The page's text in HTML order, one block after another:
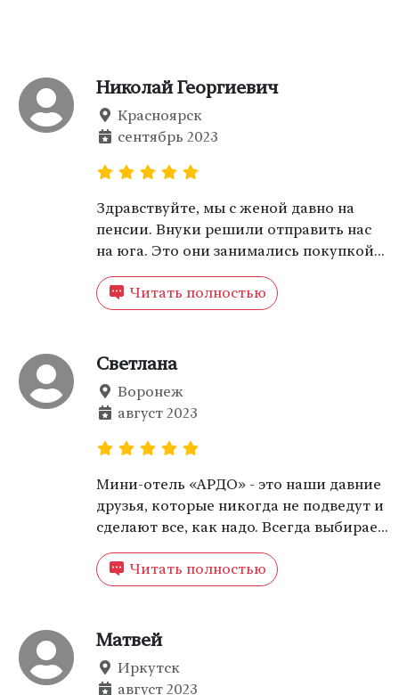
Николай Георгиевич
Красноярск
сентябрь 2023
Здравствуйте, мы с женой давно на
пенсии. Внуки решили отправить нас
на юга. Это они занимались покупкой
билетов и бронированием номера в
гостинице. Мы их выбор одобряем,
потому что в мини-отеле, где мы жили,
Читать полностью
Светлана
Воронеж
август 2023
Мини-отель «АРДО» - это наши давние
друзья, которые никогда не подведут и
сделают все, как надо. Всегда выбираем
«АРДО», когда собираемся в Анапу.
Правда, один раз не успели
забронировать номер, поэтому
перенести отпуск!
Читать полностью
Матвей
Иркутск
август 2023